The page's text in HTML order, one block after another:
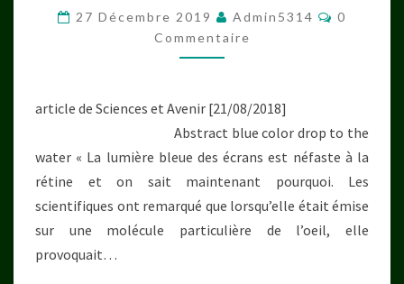
PROVOQUE
L’AUTODESTRUCTION
DE
RÉTINE
27 Décembre 2019 Admin5314
0
Commentaire
article de Sciences et Avenir [21/08/2018]
Abstract blue color drop to the
water « La lumière bleue des écrans est néfaste à la
rétine et on sait maintenant pourquoi. Les
scientifiques ont remarqué que lorsqu’elle était émise
sur une molécule particulière de l’oeil, elle
provoquait…